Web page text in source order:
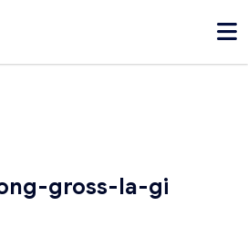
gross-la-gi